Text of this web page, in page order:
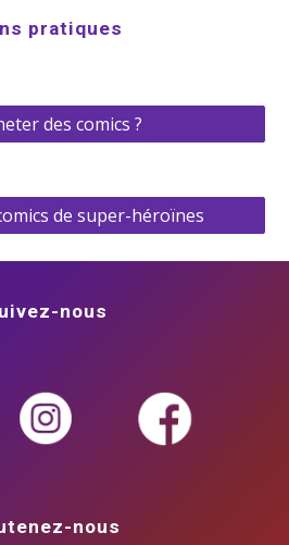
pratiques
des comics ?
de super-héroïnes
nous
nous